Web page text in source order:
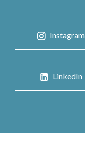
Instagram
LinkedIn